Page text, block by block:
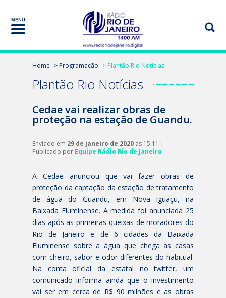
Home > Programação > Plantão Rio Notícias
Plantão Rio Notícias
Cedae vai realizar obras de
proteção na estação de Guandu.
Enviado em 29 de janeiro de 2020 às 15:11 |
Publicado por Equipe Rádio Rio de Janeiro
A Cedae anunciou que vai fazer obras de
proteção da captação da estação de tratamento
de água do Guandu, em Nova Iguaçu, na
Baixada Fluminense. A medida foi anunciada 25
dias após as primeiras queixas de moradores do
Rio de Janeiro e de 6 cidades da Baixada
Fluminense sobre a água que chega as casas
com cheiro, sabor e odor diferentes do habitual.
Na conta oficial da estatal no twitter, um
comunicado informa ainda que o investimento
vai ser em cerca de R$ 90 milhões e as obras